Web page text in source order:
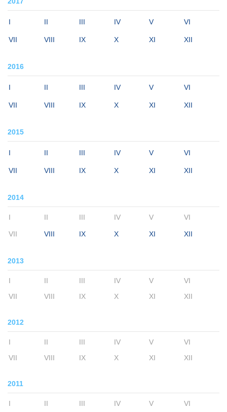
I II III IV V VI
VII VIII IX X XI XII
2016
I II III IV V VI
VII VIII IX X XI XII
2015
I II III IV V VI
VII VIII IX X XI XII
2014
I II III IV V VI
VII VIII IX X XI XII
2013
I II III IV V
VI
VII
VIII IX X XI XII
2012
I II III IV V
VI
VII
VIII IX X XI XII
2011
I II III IV V
VI